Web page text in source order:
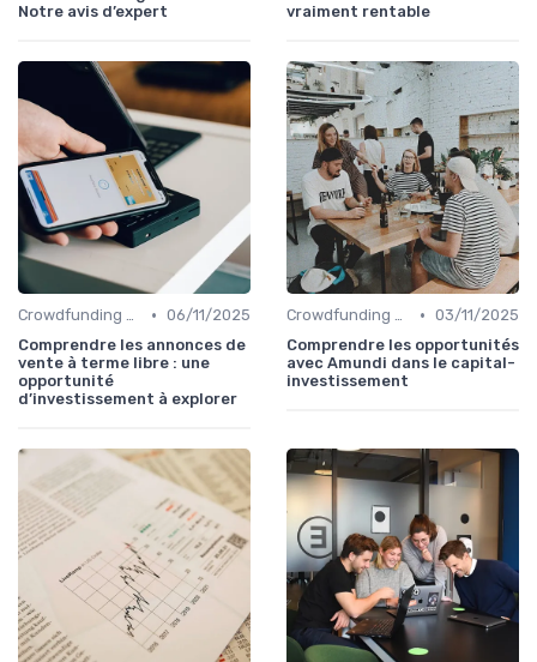
Notre avis d’expert
vraiment rentable
Crowdfunding et Capital Risque • 06/11/2025
Comprendre les annonces de
vente à terme libre : une
opportunité
d’investissement à explorer
Crowdfunding et Capital Risque • 03/11/2025
Comprendre les opportunités
avec Amundi dans le capital-
investissement